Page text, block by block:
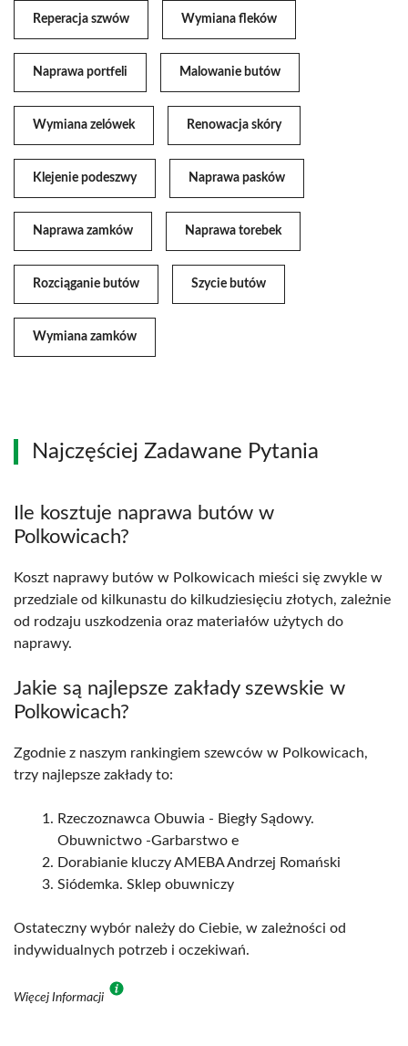
Reperacja szwów Wymiana fleków
Naprawa portfeli Malowanie butów
Wymiana zelówek Renowacja skóry
Klejenie podeszwy Naprawa pasków
Naprawa zamków Naprawa torebek
Rozciąganie butów Szycie butów
Wymiana zamków
Najczęściej Zadawane Pytania
Ile kosztuje naprawa butów w
Polkowicach?
Koszt naprawy butów w Polkowicach mieści się zwykle w
przedziale od kilkunastu do kilkudziesięciu złotych, zależnie
od rodzaju uszkodzenia oraz materiałów użytych do
naprawy.
Jakie są najlepsze zakłady szewskie w
Polkowicach?
Zgodnie z naszym rankingiem szewców w Polkowicach,
trzy najlepsze zakłady to:
Rzeczoznawca Obuwia - Biegły Sądowy.
Obuwnictwo -Garbarstwo e
Dorabianie kluczy AMEBA Andrzej Romański
Siódemka. Sklep obuwniczy
Ostateczny wybór należy do Ciebie, w zależności od
indywidualnych potrzeb i oczekiwań.
Więcej Informacji